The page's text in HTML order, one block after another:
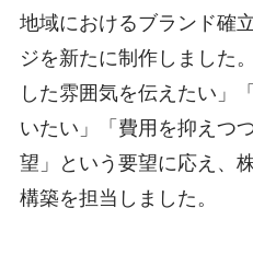
地域におけるブランド確
ジを新たに制作しました
した雰囲気を伝えたい」
いたい」「費用を抑えつ
望」という要望に応え、
構築を担当しました。